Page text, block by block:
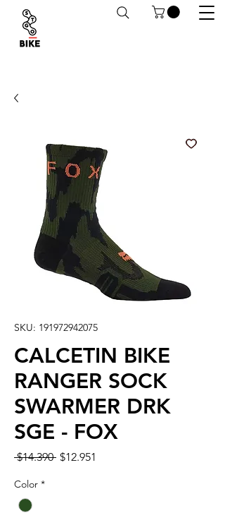
Despachos a todo Chile. Retiro en tiendas
SKU: 191972942075
CALCETIN BIKE
RANGER SOCK
SWARMER DRK
SGE - FOX
$14.390 Precio
$12.951
Color *